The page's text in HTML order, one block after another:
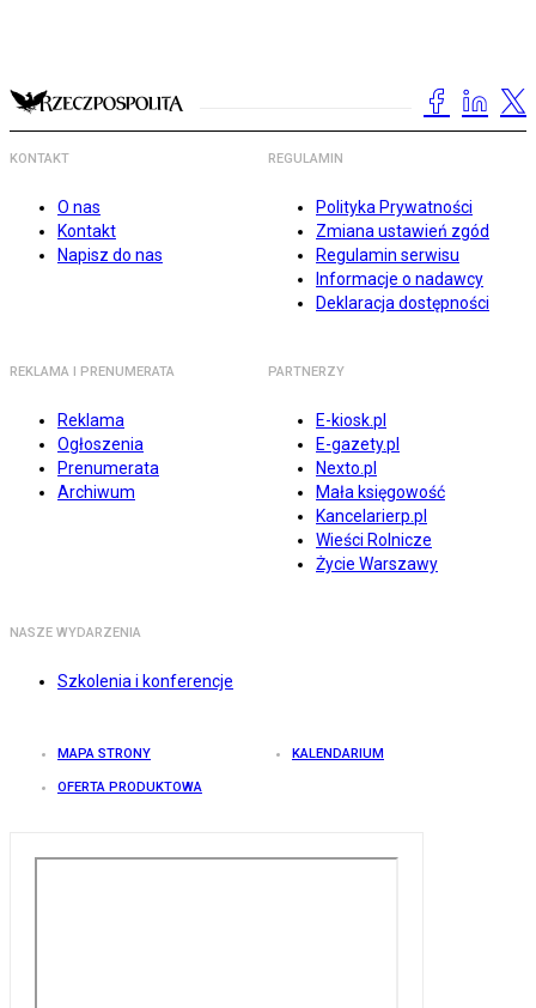
KONTAKT
O nas
Kontakt
Napisz do nas
REGULAMIN
Polityka Prywatności
Zmiana ustawień zgód
Regulamin serwisu
Informacje o nadawcy
Deklaracja dostępności
REKLAMA I PRENUMERATA
Reklama
Ogłoszenia
Prenumerata
Archiwum
PARTNERZY
E-kiosk.pl
E-gazety.pl
Nexto.pl
Mała księgowość
Kancelarierp.pl
Wieści Rolnicze
Życie Warszawy
NASZE WYDARZENIA
Szkolenia i konferencje
MAPA STRONY KALENDARIUM
OFERTA PRODUKTOWA